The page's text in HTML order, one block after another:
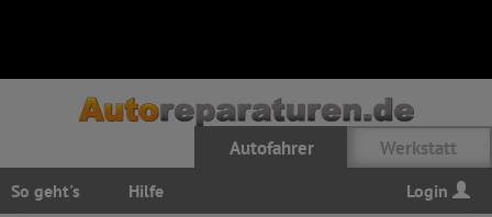
Autofahrer Werkstatt
So geht's Hilfe Login